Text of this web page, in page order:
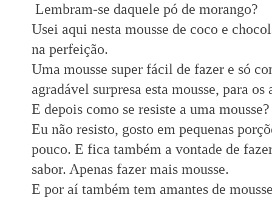
Lembram-se daquele pó de morango?
Usei aqui nesta mousse de coco e
na perfeição.
Uma mousse super fácil de fazer e só
agradável surpresa esta mousse, para
E depois como se resiste a uma mousse?
Eu não resisto, gosto em pequenas
pouco. E fica também a vontade de
sabor. Apenas fazer mais mousse.
E por aí também tem amantes de